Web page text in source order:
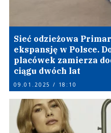
Sieć odzieżowa
ekspansję w Polsce.
placówek zamierza
ciągu dwóch lat
09.01.2025 / 18:10